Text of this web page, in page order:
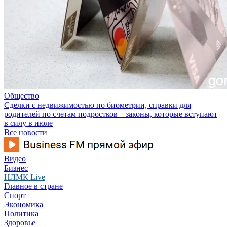
Общество
Сделки с недвижимостью по биометрии, справки для
родителей по счетам подростков – законы, которые вступают
в силу в июле
Все новости
Видео
Бизнес
НЛМК Live
Главное в стране
Спорт
Экономика
Политика
Здоровье